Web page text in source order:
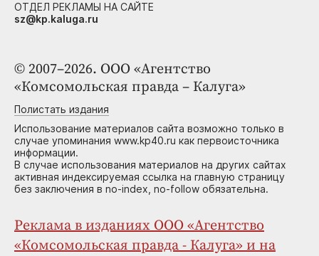
© 2007–2026. ООО «Агентство
«Комсомольская правда – Калуга»
Полистать издания
Использование материалов сайта возможно только в
случае упоминания www.kp40.ru как первоисточника
информации.
В случае использования материалов на других сайтах
активная индексируемая ссылка на главную страницу
без заключения в no-index, no-follow обязательна.
Реклама в изданиях ООО «Агентство
«Комсомольская правда - Калуга» и на
ОТДЕЛ РЕКЛАМЫ НА САЙТЕ
sz@kp.kaluga.ru